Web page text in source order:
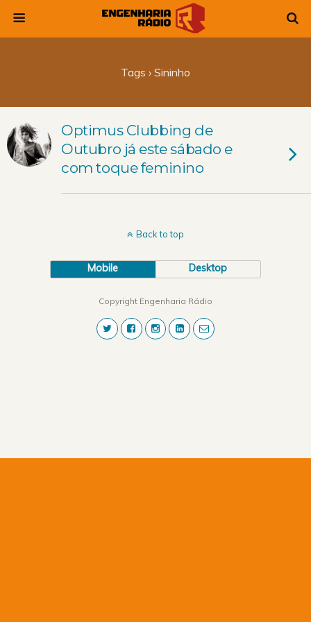
Tags › Sininho
Optimus Clubbing de
Outubro já este sábado e
com toque feminino
Back to top
Mobile Desktop
Copyright Engenharia Rádio